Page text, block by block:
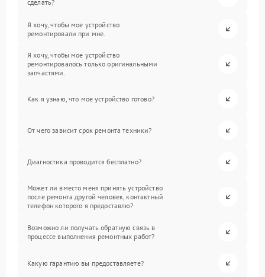
сделать?
Я хочу, чтобы мое устройство
ремонтировали при мне.
Я хочу, чтобы мое устройство
ремонтировалось только оригинальными
запчастями.
Как я узнаю, что мое устройство готово?
От чего зависит срок ремонта техники?
Диагностика проводится бесплатно?
Может ли вместо меня принять устройство
после ремонта другой человек, контактный
телефон которого я предоставлю?
Возможно ли получать обратную связь в
процессе выполнения ремонтных работ?
Какую гарантию вы предоставляете?